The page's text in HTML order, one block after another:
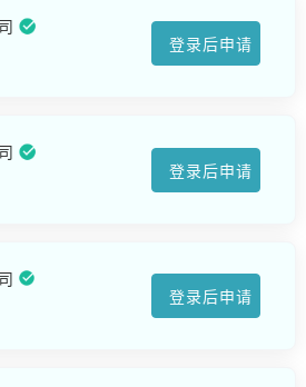
登录后申请
登录后申请
登录后申请